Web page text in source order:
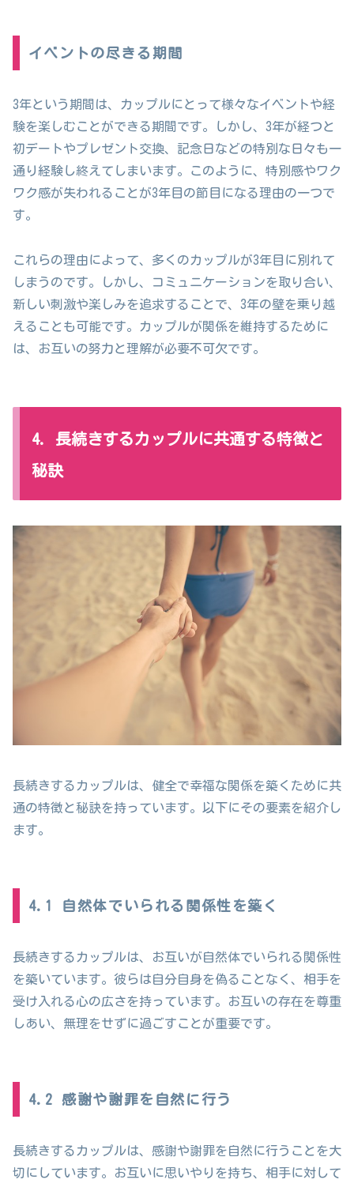
イベントの尽きる期間
3年という期間は、カップルにとって様々なイベントや経
験を楽しむことができる期間です。しかし、3年が経つと
初デートやプレゼント交換、記念日などの特別な日々も一
通り経験し終えてしまいます。このように、特別感やワク
ワク感が失われることが3年目の節目になる理由の一つで
す。
これらの理由によって、多くのカップルが3年目に別れて
しまうのです。しかし、コミュニケーションを取り合い、
新しい刺激や楽しみを追求することで、3年の壁を乗り越
えることも可能です。カップルが関係を維持するために
は、お互いの努力と理解が必要不可欠です。
4. 長続きするカップルに共通する特徴と
秘訣
長続きするカップルは、健全で幸福な関係を築くために共
通の特徴と秘訣を持っています。以下にその要素を紹介し
ます。
4.1 自然体でいられる関係性を築く
長続きするカップルは、お互いが自然体でいられる関係性
を築いています。彼らは自分自身を偽ることなく、相手を
受け入れる心の広さを持っています。お互いの存在を尊重
しあい、無理をせずに過ごすことが重要です。
4.2 感謝や謝罪を自然に行う
長続きするカップルは、感謝や謝罪を自然に行うことを大
切にしています。お互いに思いやりを持ち、相手に対して